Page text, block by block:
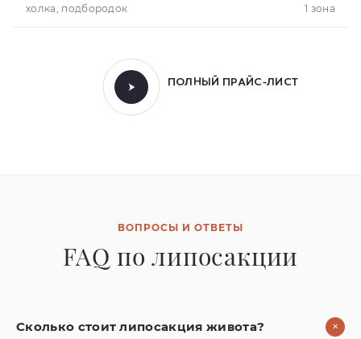
холка, подбородок 1 зона
ПОЛНЫЙ ПРАЙС-ЛИСТ
ВОПРОСЫ И ОТВЕТЫ
FAQ по липосакции
Сколько стоит липосакция живота? +